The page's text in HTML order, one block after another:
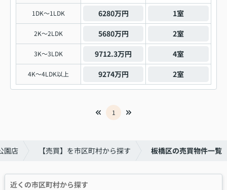
1DK～1LDK 6280万円 1室
2K～2LDK 5680万円 2室
3K～3LDK 9712.3万円 4室
4K～4LDK以上 9274万円 2室
1
園店 【売買】を市区町村から探す 板橋区の売買物件一覧
近くの市区町村から探す